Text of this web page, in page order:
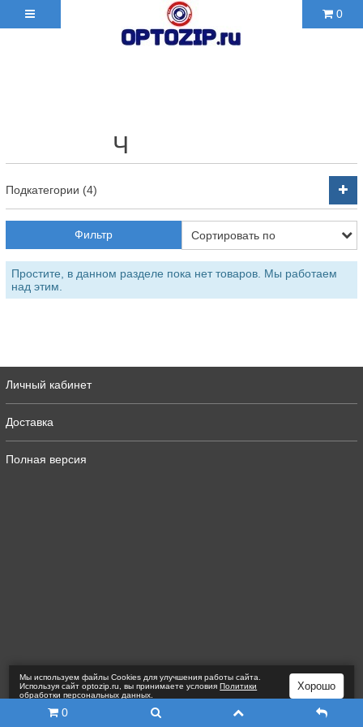
0
⠀⠀⠀⠀⠀⠀Ч⠀⠀⠀⠀⠀⠀⠀
Подкатегории (4)
Фильтр
Простите, в данном разделе пока нет товаров. Мы работаем
над этим.
Личный кабинет
Доставка
Полная версия
0
Мы используем файлы Сookies для улучшения работы сайта.
Используя сайт optozip.ru, вы принимаете условияПолитики
обработки персональных данных
Хорошо